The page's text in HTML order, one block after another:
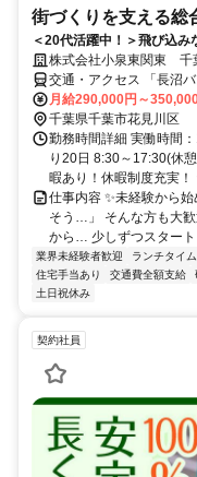
街づくりを支える総
＜20代活躍中！＞飛び込
株式会社小泉東関東 千
交通・アクセス 「長沼
5分、「穴川駅」車6分
月給290,000円～
千葉県千葉市花見川区
勤務時間詳細 実働時間
り20日 8:30～17:30(休
暇あり！休暇制度充実！
仕事内容 ✨未経験から
そう…」 そんな方も大
から… 少しずつスター
業界未経験者歓迎 ランチタイム
住宅手当あり
交通費全額支給
土日祝休み
契約社員